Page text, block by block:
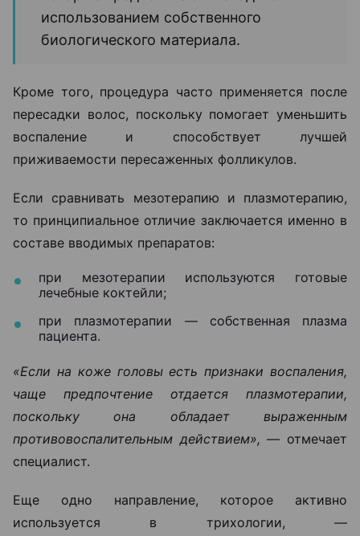
использованием собственного
биологического материала.
Кроме того, процедура часто применяется после
пересадки волос, поскольку помогает уменьшить
воспаление и способствует лучшей
приживаемости пересаженных фолликулов.
Если сравнивать мезотерапию и плазмотерапию,
то принципиальное отличие заключается именно в
составе вводимых препаратов:
при мезотерапии используются готовые
лечебные коктейли;
при плазмотерапии — собственная плазма
пациента.
«Если на коже головы есть признаки воспаления,
чаще предпочтение отдается плазмотерапии,
поскольку она обладает выраженным
противовоспалительным действием», — отмечает
специалист.
Еще одно направление, которое активно
используется в трихологии, —